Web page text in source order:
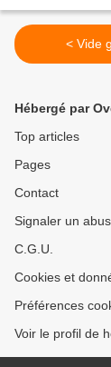
<
Hébergé par
Top articles
Pages
Contact
Signaler un abus
C.G.U.
Cookies et
Préférences
Voir le profil de